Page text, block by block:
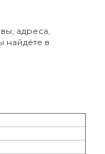
адреса,
в